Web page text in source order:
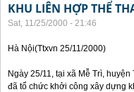
KHU LIÊN HỢP THỂ
Sat, 11/25/2000 - 21:46
Hà Nội(Ttxvn 25/11/2000)
Ngày 25/11, tại xã Mễ Trì,
đã tổ chức khởi công xây dựng